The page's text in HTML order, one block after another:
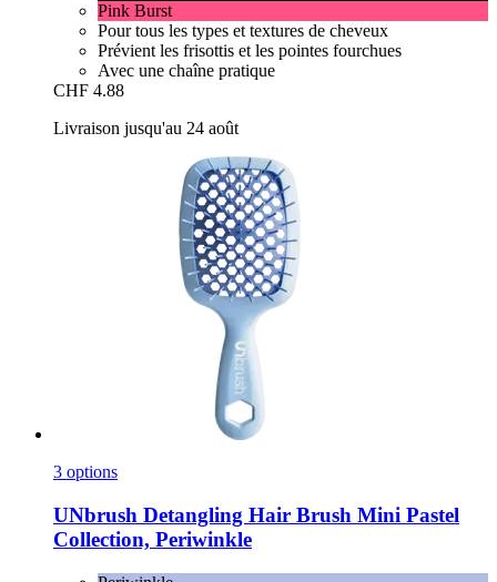
Pink Burst
Pour tous les types et textures de cheveux
Prévient les frisottis et les pointes fourchues
Avec une chaîne pratique
CHF 4.88
Livraison jusqu'au 24 août
3 options
UNbrush Detangling Hair Brush Mini Pastel
Collection, Periwinkle